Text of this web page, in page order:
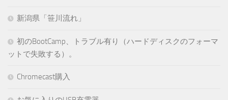
新潟県「笹川流れ」
初のBootCamp、トラブル有り（ハードディスクのフォーマ
ットで失敗する）。
Chromecast購入